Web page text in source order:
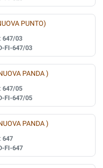
PUNTO)
647/03
FI-647/03
PANDA )
647/05
FI-647/05
PANDA )
647
FI-647